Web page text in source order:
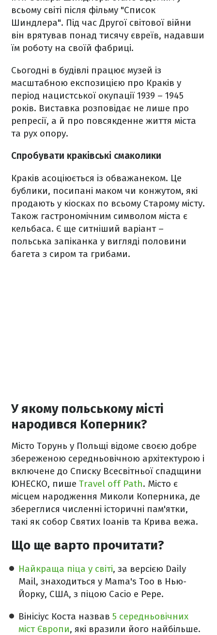
всьому світі після фільму "Список
Шиндлера". Під час Другої світової війни
він врятував понад тисячу євреїв, надавши
їм роботу на своїй фабриці.
Сьогодні в будівлі працює музей із
масштабною експозицією про Краків у
період нацистської окупації 1939 – 1945
років. Виставка розповідає не лише про
репресії, а й про повсякденне життя міста
та рух опору.
Спробувати краківські смаколики
Краків асоціюється із обважанеком. Це
бублики, посипані маком чи конжутом, які
продають у кіосках по всьому Старому місту.
Також гастрономічним символом міста є
кельбаса. Є ще ситніший варіант –
польська запіканка у вигляді половини
багета з сиром та грибами.
У якому польському місті
народився Коперник?
Місто Торунь у Польщі відоме своєю добре
збереженою середньовічною архітектурою і
включене до Списку Всесвітньої спадщини
ЮНЕСКО, пише Travel off Path. Місто є
місцем народження Миколи Коперника, де
збереглися численні історичні пам'ятки,
такі як собор Святих Іоанів та Крива вежа.
Що ще варто прочитати?
Найкраща піца у світі, за версією Daily
Mail, знаходиться у Mama's Too в Нью-
Йорку, США, з піцою Cacio e Pepe.
Вінісіус Коста назвав 5 середньовічних
міст Європи, які вразили його найбільше.